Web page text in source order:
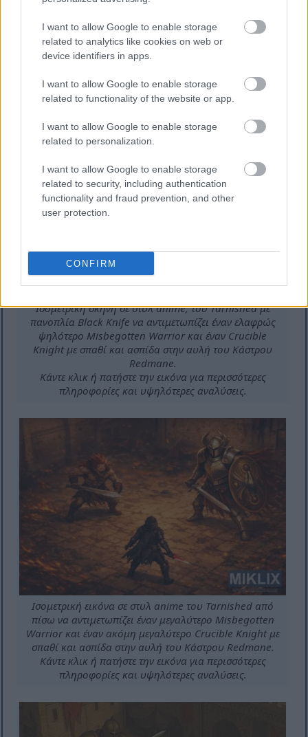
I want to allow Google to enable storage
related to analytics like cookies on web or
device identifiers in apps.
I want to allow Google to enable storage
related to functionality of the website or app.
I want to allow Google to enable storage
related to personalization.
I want to allow Google to enable storage
related to security, including authentication
functionality and fraud prevention, and other
user protection.
CONFIRM
Fan art σε στυλ anime του Tarnished που μάχεται με
τον Crucible Knight και τον Misbegotten Warrior στο
Redmane Castle.
Κάντε κλικ ή πατήστε την εικόνα για περισσότερες
πληροφορίες και υψηλότερες αναλύσεις.
Ισομετρική σκηνή σε στυλ anime, του Tarnished με
πανοπλία Black Knife να αντιμετωπίζει έναν ελαφρώς
ψηλότερο Misbegotten Warrior και έναν Crucible
Knight με σπαθί και ασπίδα στην αυλή του Κάστρου
Redmane.
Κάντε κλικ ή πατήστε την εικόνα για περισσότερες
πληροφορίες και υψηλότερες αναλύσεις.
Ισομετρική εικόνα σε στυλ anime του Tarnished από
πίσω να αντιμετωπίζει έναν μεγαλύτερο Misbegotten
Warrior και έναν ακόμη μεγαλύτερο Crucible Knight με
σπαθί και ασπίδα στην αυλή του Κάστρου Redmane.
Κάντε κλικ ή πατήστε την εικόνα για περισσότερες
πληροφορίες και υψηλότερες αναλύσεις.